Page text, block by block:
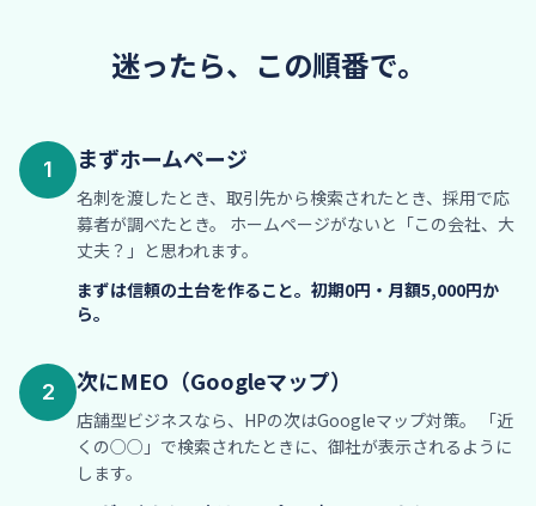
迷ったら、この順番で。
1 まずホームページ
名刺を渡したとき、取引先から検索されたとき、採用で応
募者が調べたとき。 ホームページがないと「この会社、大
丈夫？」と思われます。
まずは信頼の土台を作ること。初期0円・月額5,000円か
ら。
2 次にMEO（Googleマップ）
店舗型ビジネスなら、HPの次はGoogleマップ対策。 「近
くの○○」で検索されたときに、御社が表示されるように
します。